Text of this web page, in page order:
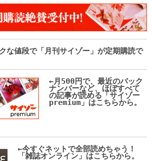
な値段で「月刊サイゾー」が定期購読で
←月500円で、最近のバック
ナンバーなど、ほぼすべて
の記事が読める「サイゾー
premium」はこちらから。
←今すぐネットで全部読めちゃう！
「雑誌オンライン」はこちらから。